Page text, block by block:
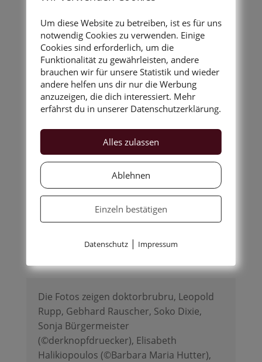
Man liest sich…
Eure
Ilse-Vivienne
Die Fotos zeigen doktorbrubru, Leopold
Rupp, Gebhard Rauscher, Soko Dixie,
Sonja Bürgermeister
(©derknopfdruecker), Elisabeth
Halikiopoulos (©Barbara Maria Hutter),
Um diese Website zu betreiben, ist es für uns
notwendig Cookies zu verwenden. Einige
Cookies sind erforderlich, um die
Funktionalität zu gewährleisten, andere
brauchen wir für unsere Statistik und wieder
andere helfen uns dir nur die Werbung
anzuzeigen, die dich interessiert. Mehr
erfährst du in unserer Datenschutzerklärung.
Alles zulassen
Ablehnen
Einzeln bestätigen
Datenschutz| Impressum